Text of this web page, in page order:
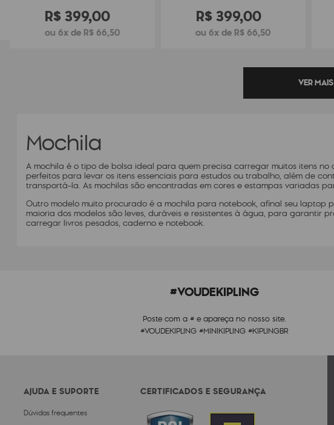
R$ 399,00
ou 6x de R$ 66,50
R$399,00
ou 6x de R$ 66,50
Mochila
A mochila é o tipo de bolsa ideal para quem precisa carregar muitos itens
perfeitos para levar os itens essenciais para estudos ou trabalho, além de
transportá-la. As mochilas são encontradas em cores e estampas variadas
Outro modelo muito procurado é a mochila para notebook, afinal seu laptop
maioria dos modelos são leves, duráveis e resistentes à água, para
carregar livros pesados, caderno e notebook.
#VOUDEKIPLING
Poste com a # e apareça no nosso site.
#VOUDEKIPLING #MINIKIPLING #KIPLINGBR
AJUDA E SUPORTE
Dúvidas frequentes
CERTIFICADOS E SEGURANÇA